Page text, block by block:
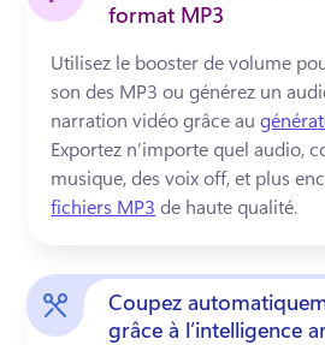
format MP3
Utilisez le booster de volume
son des MP3 ou générez un
narration vidéo grâce au
Exportez n’importe quel audio,
musique, des voix off, et plus
fichiers MP3 de haute qualité.
Coupez
grâce à l’intelligence